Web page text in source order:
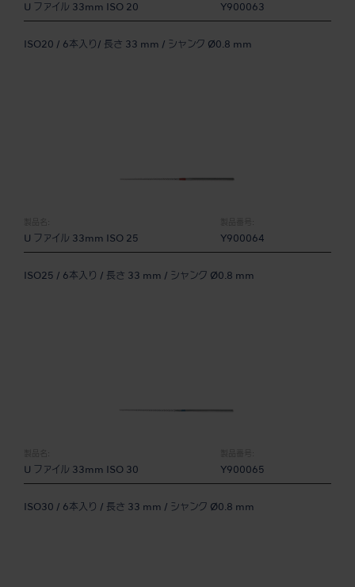
U ファイル 33mm ISO 20 Y900063
ISO20 / 6本入り/ 長さ 33 mm / シャンク Ø0.8 mm
製品名:
U ファイル 33mm ISO 25
製品番号:
Y900064
ISO25 / 6本入り / 長さ 33 mm / シャンク Ø0.8 mm
製品名:
U ファイル 33mm ISO 30
製品番号:
Y900065
ISO30 / 6本入り / 長さ 33 mm / シャンク Ø0.8 mm